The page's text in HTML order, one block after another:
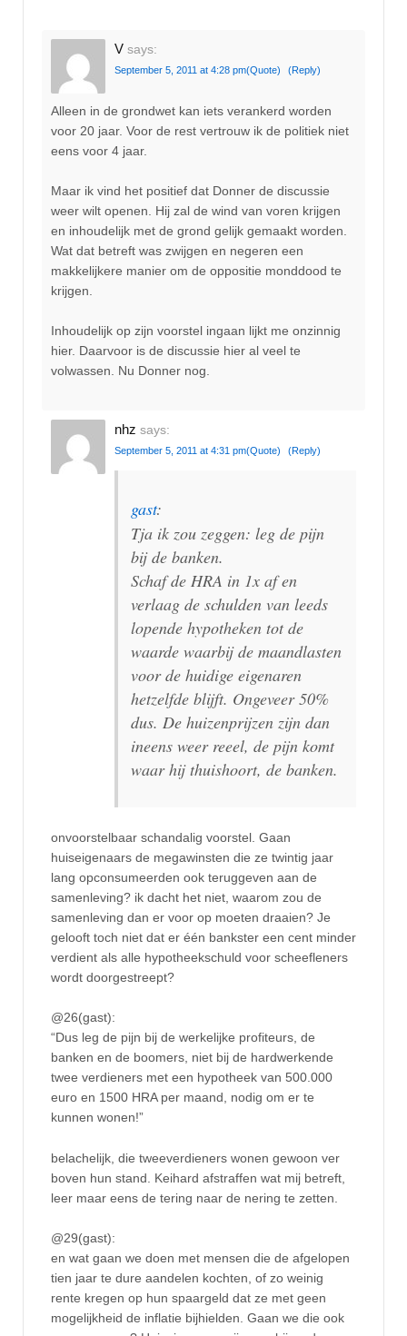
V says:
September 5, 2011 at 4:28 pm(Quote) (Reply)
Alleen in de grondwet kan iets verankerd worden
voor 20 jaar. Voor de rest vertrouw ik de politiek niet
eens voor 4 jaar.
Maar ik vind het positief dat Donner de discussie
weer wilt openen. Hij zal de wind van voren krijgen
en inhoudelijk met de grond gelijk gemaakt worden.
Wat dat betreft was zwijgen en negeren een
makkelijkere manier om de oppositie monddood te
krijgen.
Inhoudelijk op zijn voorstel ingaan lijkt me onzinnig
hier. Daarvoor is de discussie hier al veel te
volwassen. Nu Donner nog.
nhz says:
September 5, 2011 at 4:31 pm(Quote) (Reply)
gast:
Tja ik zou zeggen: leg de pijn
bij de banken.
Schaf de HRA in 1x af en
verlaag de schulden van leeds
lopende hypotheken tot de
waarde waarbij de maandlasten
voor de huidige eigenaren
hetzelfde blijft. Ongeveer 50%
dus. De huizenprijzen zijn dan
ineens weer reeel, de pijn komt
waar hij thuishoort, de banken.
onvoorstelbaar schandalig voorstel. Gaan
huiseigenaars de megawinsten die ze twintig jaar
lang opconsumeerden ook teruggeven aan de
samenleving? ik dacht het niet, waarom zou de
samenleving dan er voor op moeten draaien? Je
gelooft toch niet dat er één bankster een cent minder
verdient als alle hypotheekschuld voor scheefleners
wordt doorgestreept?
@26(gast):
“Dus leg de pijn bij de werkelijke profiteurs, de
banken en de boomers, niet bij de hardwerkende
twee verdieners met een hypotheek van 500.000
euro en 1500 HRA per maand, nodig om er te
kunnen wonen!”
belachelijk, die tweeverdieners wonen gewoon ver
boven hun stand. Keihard afstraffen wat mij betreft,
leer maar eens de tering naar de nering te zetten.
@29(gast):
en wat gaan we doen met mensen die de afgelopen
tien jaar te dure aandelen kochten, of zo weinig
rente kregen op hun spaargeld dat ze met geen
mogelijkheid de inflatie bijhielden. Gaan we die ook